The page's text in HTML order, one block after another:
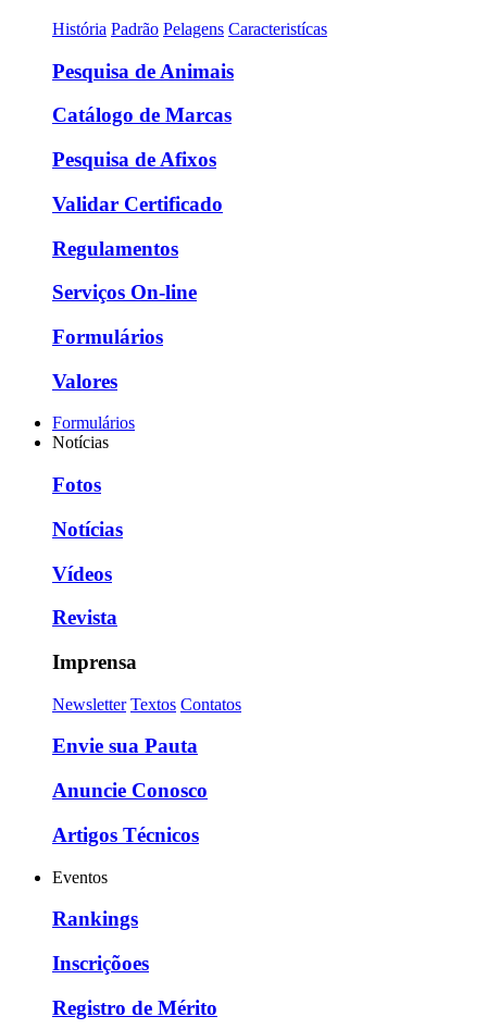
História Padrão Pelagens Caracteristícas
Pesquisa de Animais
Catálogo de Marcas
Pesquisa de Afixos
Validar Certificado
Regulamentos
Serviços On-line
Formulários
Valores
Formulários
Notícias
Fotos
Notícias
Vídeos
Revista
Imprensa
Newsletter Textos Contatos
Envie sua Pauta
Anuncie Conosco
Artigos Técnicos
Eventos
Rankings
Inscriçõoes
Registro de Mérito